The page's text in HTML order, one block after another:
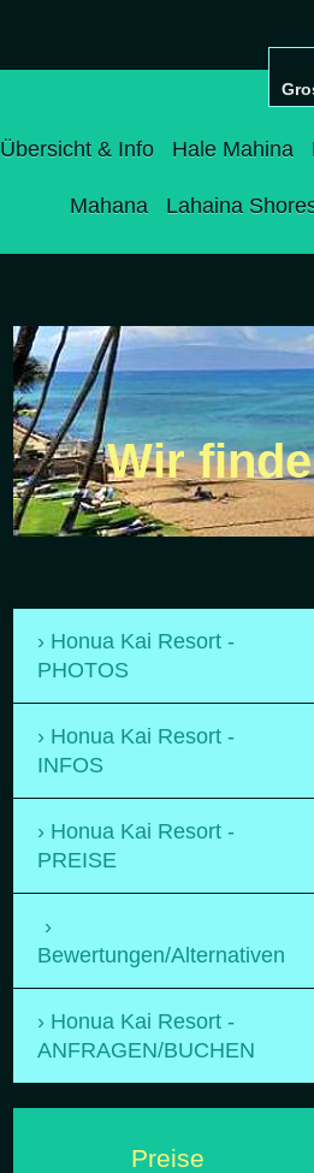
Übersicht & Info Hale Mahina
Mahana Lahaina
Wir
Honua Kai Resort -
PHOTOS
Honua Kai Resort -
INFOS
Honua Kai Resort -
PREISE
Bewertungen/Alternativen
Honua Kai Resort -
ANFRAGEN/BUCHEN
Preise